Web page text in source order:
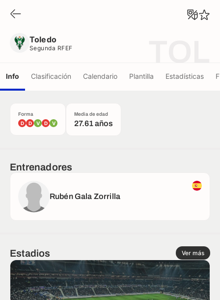
Toledo
Segunda RFEF
Info Clasificación Calendario Plantilla Estadísticas
Forma
D D V D V
Media de edad
27.61 años
Entrenadores
Rubén Gala Zorrilla
Estadios Ver más